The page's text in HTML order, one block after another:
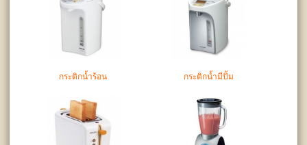
กระติกน้ำร้อน กระติกน้ำมีปั้ม